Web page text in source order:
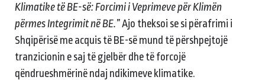
Klimatike të BE-së: Forcimi i Veprimeve për Klimën
përmes Integrimit në BE.”Ajo theksoi se si përafrimi i
Shqipërisë me acquis të BE-së mund të përshpejtojë
tranzicionin e saj të gjelbër dhe të forcojë
qëndrueshmërinë ndaj ndikimeve klimatike.